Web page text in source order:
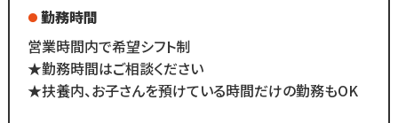
1ヶ月 〜 3ヶ月
完全歩合 200,000円 〜 500,000円
SNS運用や集客作業は不要！
＝＝＝＝＝＝
勤務時間
営業時間内で希望シフト制
★勤務時間はご相談ください
★扶養内、お子さんを預けている時間だけの勤務もOK